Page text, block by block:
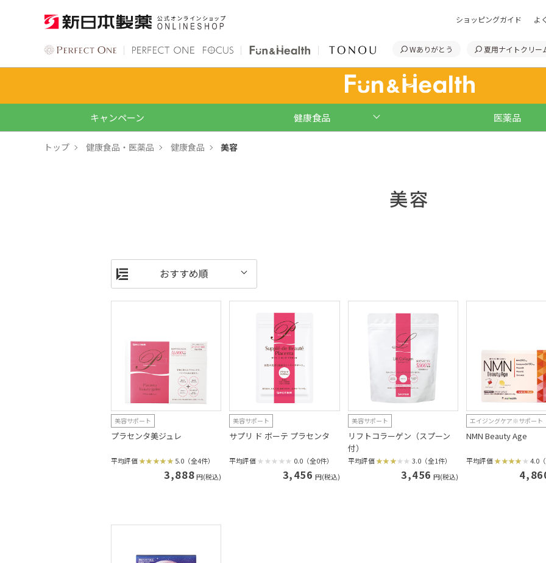
ショッピングガイド よ
Wありがとう 夏用ナイトクリー
キャンペーン 健康食品 医薬品
トップ 健康食品・医薬品 健康食品 美容
美容
美容サポート
プラセンタ美ジュレ
平均評価 5.0（全4件）
3,888 円(税込)
美容サポート
サプリ ド ボーテ プラセンタ
平均評価 0.0（全0件）
3,456 円(税込)
美容サポート
リフトコラーゲン（スプーン
付）
平均評価 3.0（全1件）
3,456 円(税込)
エイジングケア※サポート
NMN Beauty Age
平均評価 4.0